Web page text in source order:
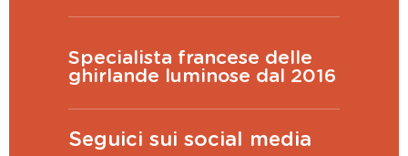
Specialista francese delle
ghirlande luminose dal 2016
Seguici sui social media